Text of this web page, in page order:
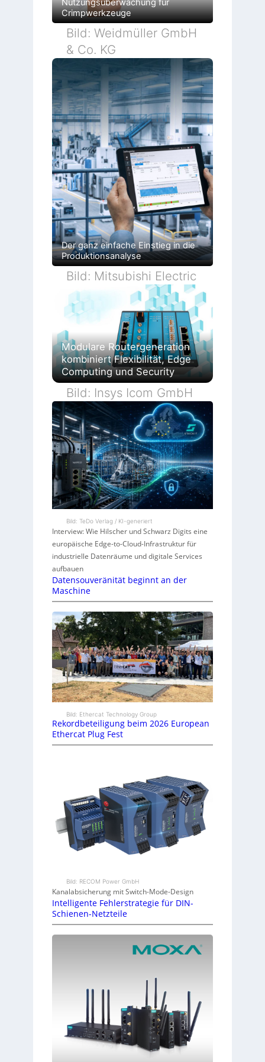
Nutzungsüberwachung für
Crimpwerkzeuge
Bild: Weidmüller GmbH
& Co. KG
Der ganz einfache Einstieg in die
Produktionsanalyse
Bild: Mitsubishi Electric
Modulare Routergeneration
kombiniert Flexibilität, Edge
Computing und Security
Bild: Insys Icom GmbH
Bild: TeDo Verlag / KI-generiert
Interview: Wie Hilscher und Schwarz Digits eine
europäische Edge-to-Cloud-Infrastruktur für
industrielle Datenräume und digitale Services
aufbauen
Datensouveränität beginnt an der
Maschine
Bild: Ethercat Technology Group
Rekordbeteiligung beim 2026 European
Ethercat Plug Fest
Bild: RECOM Power GmbH
Kanalabsicherung mit Switch-Mode-Design
Intelligente Fehlerstrategie für DIN-
Schienen-Netzteile